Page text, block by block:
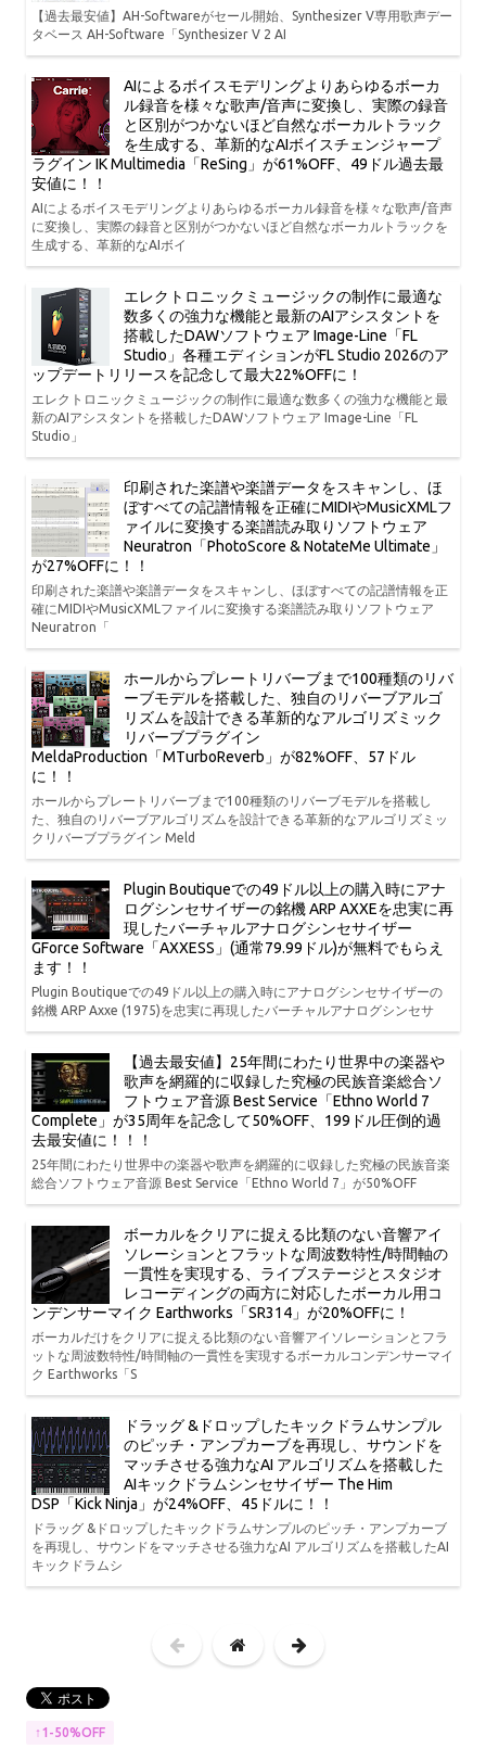
【過去最安値】AH-Softwareがセール開始、Synthesizer V専用歌声デー
タベース AH-Software「Synthesizer V 2 AI
AIによるボイスモデリングよりあらゆるボーカ
ル録音を様々な歌声/音声に変換し、実際の録音
と区別がつかないほど自然なボーカルトラック
を生成する、革新的なAIボイスチェンジャープ
ラグイン IK Multimedia「ReSing」が61%OFF、49ドル過去最
安値に！！
AIによるボイスモデリングよりあらゆるボーカル録音を様々な歌声/音声
に変換し、実際の録音と区別がつかないほど自然なボーカルトラックを
生成する、革新的なAIボイ
エレクトロニックミュージックの制作に最適な
数多くの強力な機能と最新のAIアシスタントを
搭載したDAWソフトウェア Image-Line「FL
Studio」各種エディションがFL Studio 2026のア
ップデートリリースを記念して最大22%OFFに！
エレクトロニックミュージックの制作に最適な数多くの強力な機能と最
新のAIアシスタントを搭載したDAWソフトウェア Image-Line「FL
Studio」
印刷された楽譜や楽譜データをスキャンし、ほ
ぼすべての記譜情報を正確にMIDIやMusicXMLフ
ァイルに変換する楽譜読み取りソフトウェア
Neuratron「PhotoScore & NotateMe Ultimate」
が27%OFFに！！
印刷された楽譜や楽譜データをスキャンし、ほぼすべての記譜情報を正
確にMIDIやMusicXMLファイルに変換する楽譜読み取りソフトウェア
Neuratron「
ホールからプレートリバーブまで100種類のリバ
ーブモデルを搭載した、独自のリバーブアルゴ
リズムを設計できる革新的なアルゴリズミック
リバーブプラグイン
MeldaProduction「MTurboReverb」が82%OFF、57ドル
に！！
ホールからプレートリバーブまで100種類のリバーブモデルを搭載し
た、独自のリバーブアルゴリズムを設計できる革新的なアルゴリズミッ
クリバーブプラグイン Meld
Plugin Boutiqueでの49ドル以上の購入時にアナ
ログシンセサイザーの銘機 ARP AXXEを忠実に再
現したバーチャルアナログシンセサイザー
GForce Software「AXXESS」(通常79.99ドル)が無料でもらえ
ます！！
Plugin Boutiqueでの49ドル以上の購入時にアナログシンセサイザーの
銘機 ARP Axxe (1975)を忠実に再現したバーチャルアナログシンセサ
【過去最安値】25年間にわたり世界中の楽器や
歌声を網羅的に収録した究極の民族音楽総合ソ
フトウェア音源 Best Service「Ethno World 7
Complete」が35周年を記念して50%OFF、199ドル圧倒的過
去最安値に！！！
25年間にわたり世界中の楽器や歌声を網羅的に収録した究極の民族音楽
総合ソフトウェア音源 Best Service「Ethno World 7」が50%OFF
ボーカルをクリアに捉える比類のない音響アイ
ソレーションとフラットな周波数特性/時間軸の
一貫性を実現する、ライブステージとスタジオ
レコーディングの両方に対応したボーカル用コ
ンデンサーマイク Earthworks「SR314」が20%OFFに！
ボーカルだけをクリアに捉える比類のない音響アイソレーションとフラ
ットな周波数特性/時間軸の一貫性を実現するボーカルコンデンサーマイ
ク Earthworks「S
ドラッグ &ドロップしたキックドラムサンプル
のピッチ・アンプカーブを再現し、サウンドを
マッチさせる強力なAI アルゴリズムを搭載した
AIキックドラムシンセサイザー The Him
DSP「Kick Ninja」が24%OFF、45ドルに！！
ドラッグ &ドロップしたキックドラムサンプルのピッチ・アンプカーブ
を再現し、サウンドをマッチさせる強力なAI アルゴリズムを搭載したAI
キックドラムシ
↑1-50%OFF